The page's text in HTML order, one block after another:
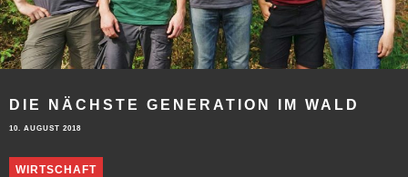
DIE NÄCHSTE GENERATION IM WALD
10. AUGUST 2018
WIRTSCHAFT